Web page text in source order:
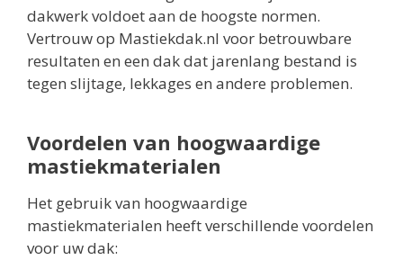
dakwerk voldoet aan de hoogste normen.
Vertrouw op Mastiekdak.nl voor betrouwbare
resultaten en een dak dat jarenlang bestand is
tegen slijtage, lekkages en andere problemen.
Voordelen van hoogwaardige
mastiekmaterialen
Het gebruik van hoogwaardige
mastiekmaterialen heeft verschillende voordelen
voor uw dak: